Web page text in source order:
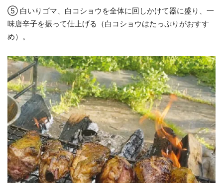
⑤ 白いりゴマ、白コショウを全体に回しかけて器に盛り、一
味唐辛子を振って仕上げる（白コショウはたっぷりがおすす
め）。